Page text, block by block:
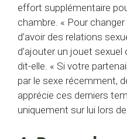
effort supplémentaire
chambre. « Pour
d’avoir des relations
d’ajouter un jouet
dit-elle. « Si votre
par le sexe récemment,
apprécie ces derniers
uniquement sur lui lors